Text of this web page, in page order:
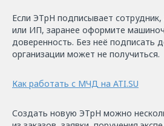
Если ЭТрН подписывает
или ИП, заранее оформите
доверенность. Без неё подписать
организации может не получиться.
Как работать с МЧД на ATI.SU
Создать новую ЭТрН можно